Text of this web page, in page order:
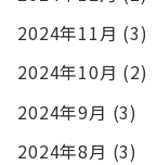
2024年11月 (3)
2024年10月 (2)
2024年9月 (3)
2024年8月 (3)